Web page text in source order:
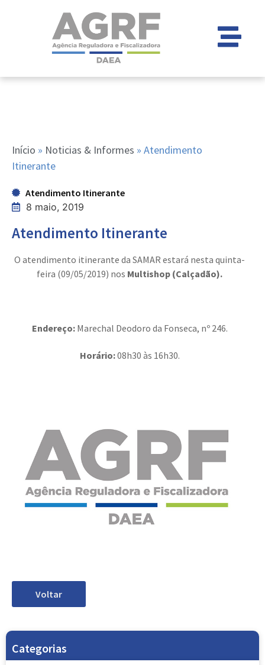
Início » Noticias & Informes » Atendimento
Itinerante
Atendimento Itinerante
8 maio, 2019
Atendimento Itinerante
O atendimento itinerante da SAMAR estará nesta quinta-
feira (09/05/2019) nos Multishop (Calçadão).
Endereço: Marechal Deodoro da Fonseca, nº 246.
Horário:08h30 às 16h30.
Voltar
Categorias